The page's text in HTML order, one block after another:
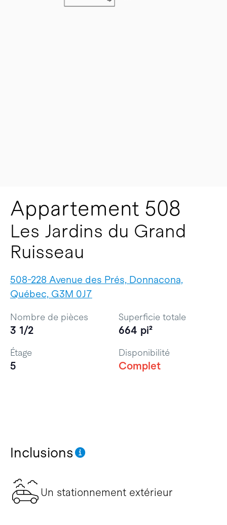
Appartement 508
Les Jardins du Grand
Ruisseau
508-228 Avenue des Prés, Donnacona,
Québec, G3M 0J7
Inclusions
Un stationnement extérieur
Nombre de pièces
3 1/2
Superficie totale
664 pi²
Étage
5
Disponibilité
Complet